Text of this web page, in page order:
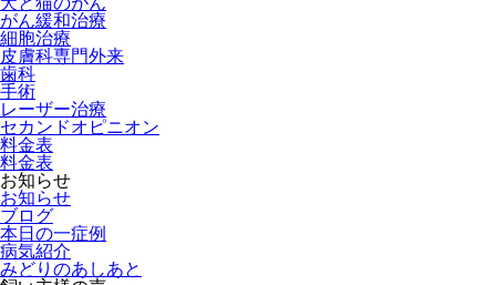
がん緩和治療
細胞治療
皮膚科専門外来
歯科
手術
レーザー治療
セカンドオピニオン
料金表
料金表
お知らせ
お知らせ
ブログ
本日の一症例
病気紹介
みどりのあしあと